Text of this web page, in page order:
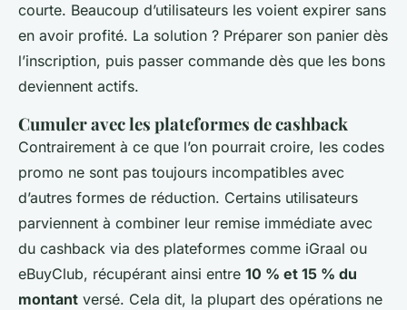
courte. Beaucoup d’utilisateurs les voient expirer sans
en avoir profité. La solution ? Préparer son panier dès
l’inscription, puis passer commande dès que les bons
deviennent actifs.
Cumuler avec les plateformes de cashback
Contrairement à ce que l’on pourrait croire, les codes
promo ne sont pas toujours incompatibles avec
d’autres formes de réduction. Certains utilisateurs
parviennent à combiner leur remise immédiate avec
du cashback via des plateformes comme iGraal ou
eBuyClub, récupérant ainsi entre 10 % et 15 % du
montant versé. Cela dit, la plupart des opérations ne